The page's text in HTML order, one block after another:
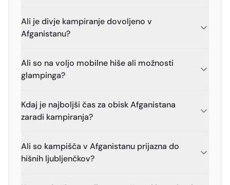
Ali je divje kampiranje dovoljeno v
Afganistanu?
Ali so na voljo mobilne hiše ali možnosti
glampinga?
Kdaj je najboljši čas za obisk Afganistana
zaradi kampiranja?
Ali so kampišča v Afganistanu prijazna do
hišnih ljubljenčkov?